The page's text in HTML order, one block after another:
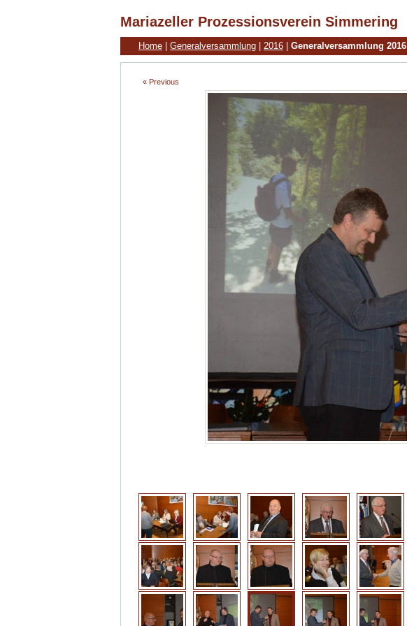
Mariazeller Prozessionsverein Simmering
Home Generalversammlung 2016 Generalversammlung 2016
« Previous